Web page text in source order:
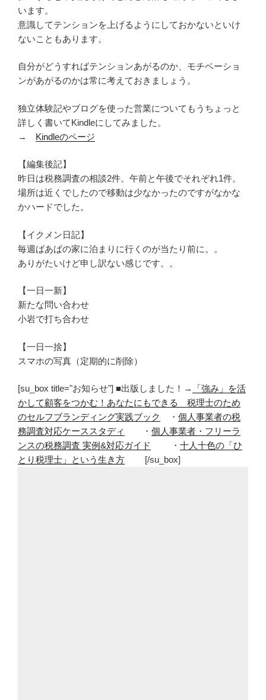
います。
意識してテンションを上げるようにしておかないといけ
ないこともあります。
自分がどうすればテンションあがるのか、モチベーショ
ンがあがるのかは常に考えておきましょう。
独立体験記やブログを使った営業についてもうちょっと
詳しく書いてKindleにしてみました。
→ Kindleのページ
【編集後記】
昨日は税務調査の相談2件。午前と午後でそれぞれ1件。
場所は近くでしたので移動は少なかったのですがなかな
かハードでした。
【イクメン日記】
毎週ばあばの家に泊まりに行くのが当たり前に。。
ありがたいけど申し訳ない感じです。。
【一日一新】
新たな問い合わせ
小岩で打ち合わせ
【一日一捨】
スマホの写真（定期的に削除）
[su_box title="お知らせ"] ■出版しました！→
「強み」を活
かして顧客をつかむ！あなたにもできる 税理士のため
のセルフブランディング実践ブック
・ 個人事業者の税
務調査対応ケーススタディ
・ 個人事業者・フリーラ
ンスの税務調査 実例&対応ガイド
・ 十人十色の「ひ
とり税理士」という生き方 [/su_box]